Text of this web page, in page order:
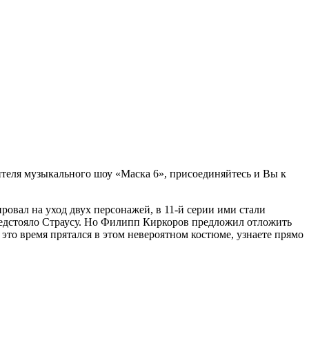
музыкального шоу «Маска 6», присоединяйтесь и Вы к
на уход двух персонажей, в 11-й серии ими стали
Страусу. Но Филипп Киркоров предложил отложить
время прятался в этом невероятном костюме, узнаете прямо